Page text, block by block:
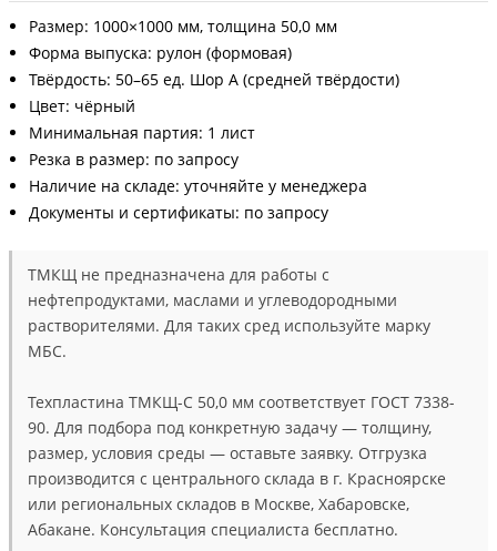
Размер: 1000×1000 мм, толщина 50,0 мм
Форма выпуска: рулон (формовая)
Твёрдость: 50–65 ед. Шор А (средней твёрдости)
Цвет: чёрный
Минимальная партия: 1 лист
Резка в размер: по запросу
Наличие на складе: уточняйте у менеджера
Документы и сертификаты: по запросу
ТМКЩ не предназначена для работы с
нефтепродуктами, маслами и углеводородными
растворителями. Для таких сред используйте марку
МБС.
Техпластина ТМКЩ-С 50,0 мм соответствует ГОСТ 7338-
90. Для подбора под конкретную задачу — толщину,
размер, условия среды — оставьте заявку. Отгрузка
производится с центрального склада в г. Красноярске
или региональных складов в Москве, Хабаровске,
Абакане. Консультация специалиста бесплатно.